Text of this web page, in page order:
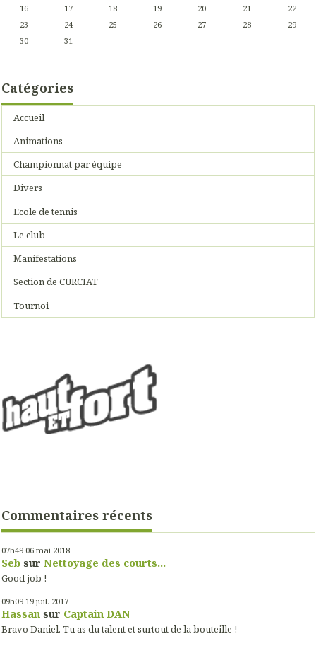
16 17 18 19 20 21
22
23
24 25 26 27 28
29
30
31
Catégories
Accueil
Animations
Championnat par équipe
Divers
Ecole de tennis
Le club
Manifestations
Section de CURCIAT
Tournoi
Commentaires récents
07h49 06 mai 2018
Seb sur Nettoyage des courts...
Good job !
09h09 19 juil. 2017
Hassan sur Captain DAN
Bravo Daniel. Tu as du talent et surtout de la bouteille !